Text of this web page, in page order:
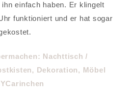
einfach haben. Er klingelt
funktioniert und er hat sogar